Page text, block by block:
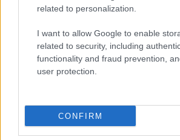
related to personalization.
I want to allow Google to enable
related to security, including
functionality and fraud prevention,
user protection.
CONFIRM
legsikeresebb franchise-a, a
végtelenségig bővíthető
jubileumot nemrég megünnepelte a
tudatta a rajongókkal, hogy még
hiszenrövidesen közelebbről is
Ezzel kapcsolatban több pletyka
helyszínt, mind a lehetséges
tekintve.